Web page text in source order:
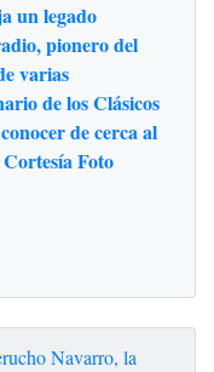
un legado
pionero del
varias
de los Clásicos
de cerca al
Foto
Navarro, la